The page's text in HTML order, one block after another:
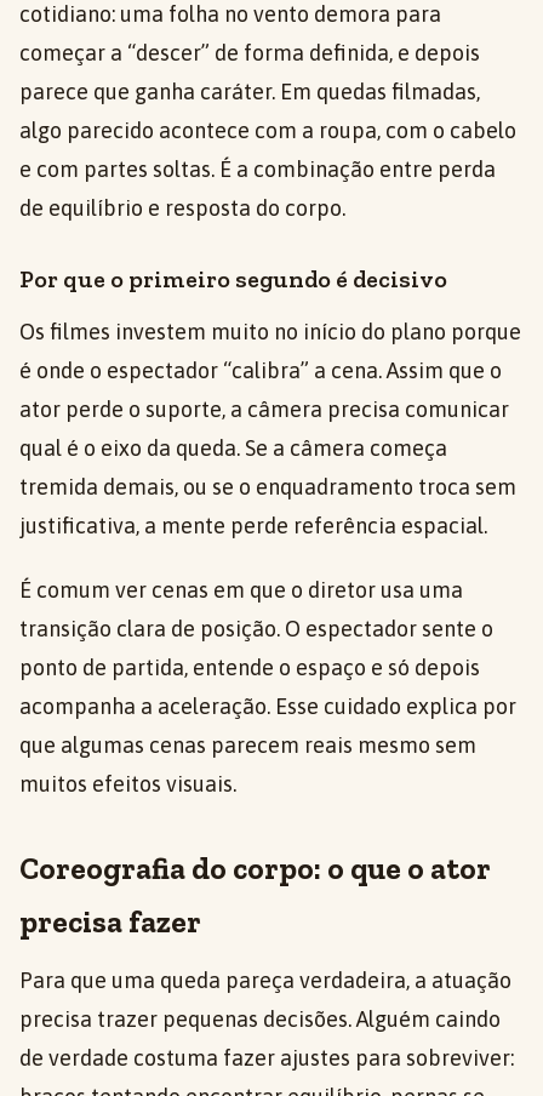
cotidiano: uma folha no vento demora para
começar a “descer” de forma definida, e depois
parece que ganha caráter. Em quedas filmadas,
algo parecido acontece com a roupa, com o cabelo
e com partes soltas. É a combinação entre perda
de equilíbrio e resposta do corpo.
Por que o primeiro segundo é decisivo
Os filmes investem muito no início do plano porque
é onde o espectador “calibra” a cena. Assim que o
ator perde o suporte, a câmera precisa comunicar
qual é o eixo da queda. Se a câmera começa
tremida demais, ou se o enquadramento troca sem
justificativa, a mente perde referência espacial.
É comum ver cenas em que o diretor usa uma
transição clara de posição. O espectador sente o
ponto de partida, entende o espaço e só depois
acompanha a aceleração. Esse cuidado explica por
que algumas cenas parecem reais mesmo sem
muitos efeitos visuais.
Coreografia do corpo: o que o ator
precisa fazer
Para que uma queda pareça verdadeira, a atuação
precisa trazer pequenas decisões. Alguém caindo
de verdade costuma fazer ajustes para sobreviver: